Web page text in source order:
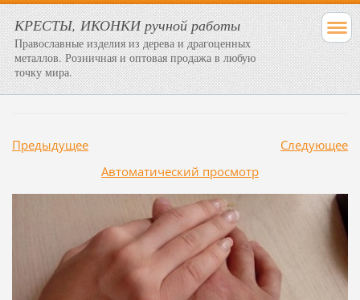
КРЕСТЫ, ИКОНКИ ручной работы
Православные изделия из дерева и драгоценных
металлов. Розничная и оптовая продажа в любую
точку мира.
Предыдущее
Следующее
Aвтоматический просмотр